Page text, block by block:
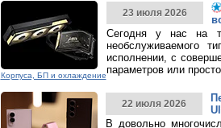
Корпуса, БП и охлаждение
23 июля 2026
Сегодня у нас на
необслуживаемого
исполнении, с
параметров или
22 июля 2026
В довольно